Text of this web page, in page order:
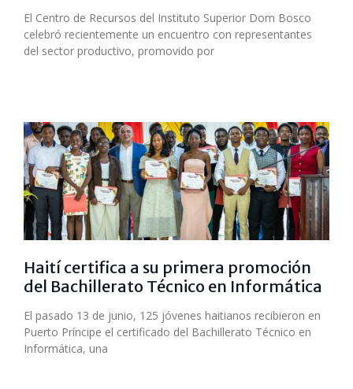
El Centro de Recursos del Instituto Superior Dom Bosco
celebró recientemente un encuentro con representantes
del sector productivo, promovido por
Haití certifica a su primera promoción
del Bachillerato Técnico en Informática
El pasado 13 de junio, 125 jóvenes haitianos recibieron en
Puerto Príncipe el certificado del Bachillerato Técnico en
Informática, una